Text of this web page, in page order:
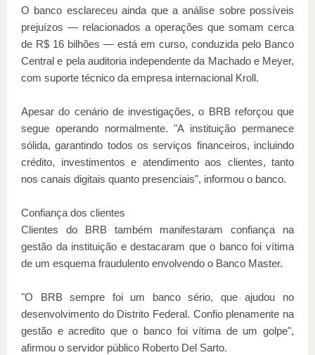
O banco esclareceu ainda que a análise sobre possíveis
prejuízos — relacionados a operações que somam cerca
de R$ 16 bilhões — está em curso, conduzida pelo Banco
Central e pela auditoria independente da Machado e Meyer,
com suporte técnico da empresa internacional Kroll.
Apesar do cenário de investigações, o BRB reforçou que
segue operando normalmente. "A instituição permanece
sólida, garantindo todos os serviços financeiros, incluindo
crédito, investimentos e atendimento aos clientes, tanto
nos canais digitais quanto presenciais", informou o banco.
Confiança dos clientes
Clientes do BRB também manifestaram confiança na
gestão da instituição e destacaram que o banco foi vítima
de um esquema fraudulento envolvendo o Banco Master.
"O BRB sempre foi um banco sério, que ajudou no
desenvolvimento do Distrito Federal. Confio plenamente na
gestão e acredito que o banco foi vítima de um golpe",
afirmou o servidor público Roberto Del Sarto.